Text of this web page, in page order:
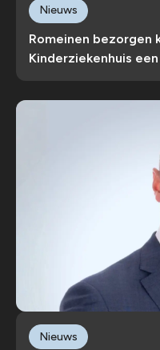
Romeinen bezorgen
Kinderziekenhuis
Nieuws
Nieuws